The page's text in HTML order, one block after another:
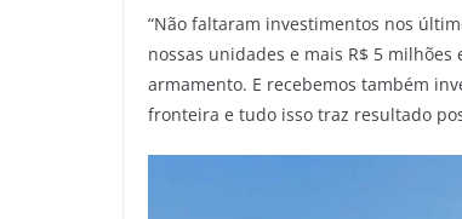
“Não faltaram investimentos nos
nossas unidades e mais R$ 5
armamento. E recebemos também
fronteira e tudo isso traz resultado